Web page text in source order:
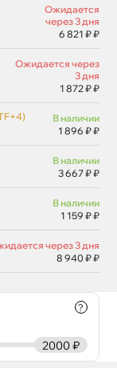
?
2000 ₽
Ожидается
через 3 дня
6 821 ₽ ₽
Ожидается через
3 дня
1 872 ₽ ₽
наличии
1 896 ₽ ₽
наличии
3 667 ₽ ₽
наличии
1 159 ₽ ₽
через 3 дня
8 940 ₽ ₽